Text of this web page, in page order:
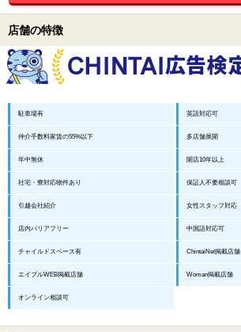
店舗の特徴
駐車場有 英語対応可
仲介手数料家賃の55%以下 多店舗展開
年中無休 開店10年以上
社宅・寮対応物件あり 保証人不要相談可
引越会社紹介 女性スタッフ対応
店内バリアフリー 中国語対応可
チャイルドスペース有 ChintaiNet掲載店舗
エイブルWEB掲載店舗 Woman掲載店舗
オンライン相談可